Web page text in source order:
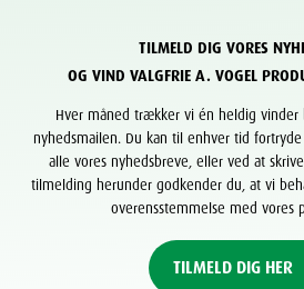
TILMELD DIG VORES
OG VIND VALGFRIE A. VOGEL
Hver måned trækker vi én heldig
nyhedsmailen. Du kan til enhver tid
alle vores nyhedsbreve, eller ved at
tilmelding herunder godkender du, at vi
overensstemmelse med vores
TILMELD DIG HER